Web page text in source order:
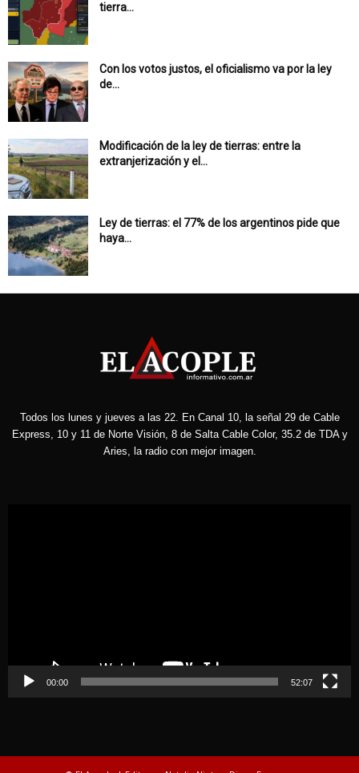
tierra...
Con los votos justos, el oficialismo va por la ley
de...
Modificación de la ley de tierras: entre la
extranjerización y el...
Ley de tierras: el 77% de los argentinos pide que
haya...
Todos los lunes y jueves a las 22. En Canal 10, la señal 29 de Cable
Express, 10 y 11 de Norte Visión, 8 de Salta Cable Color, 35.2 de TDA y
Aries, la radio con mejor imagen.
00:00 52:07